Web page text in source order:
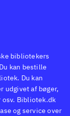
bibliotekers
kan bestille
Du kan
udgivet af bøger,
Bibliotek.dk
og service over